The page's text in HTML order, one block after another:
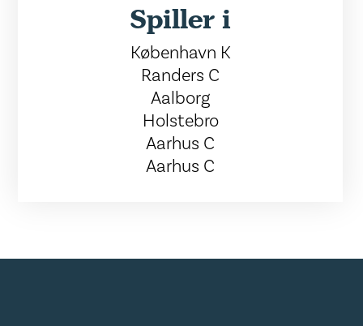
Spiller i
København K
Randers C
Aalborg
Holstebro
Aarhus C
Aarhus C